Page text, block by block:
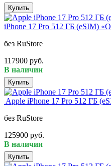
Купить
iPhone 17 Pro 512 ГБ (eSIM)
без RuStore
117900 руб.
В наличии
Купить
Apple iPhone 17 Pro 512 ГБ
без RuStore
125900 руб.
В наличии
Купить